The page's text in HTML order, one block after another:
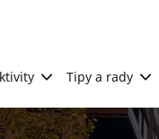
Tipy a rady